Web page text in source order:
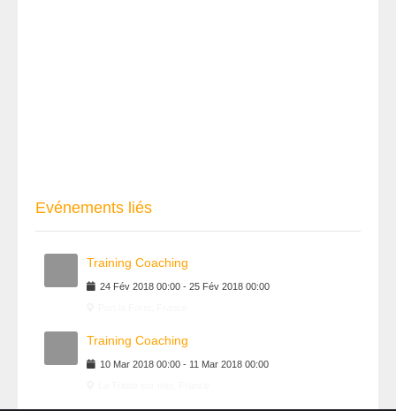
Evénements liés
Training Coaching
24 Fév 2018 00:00 - 25 Fév 2018 00:00
Training Coaching
10 Mar 2018 00:00 - 11 Mar 2018 00:00